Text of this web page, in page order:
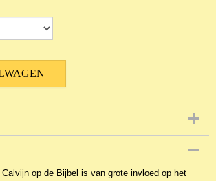
op de Bijbel is van grote invloed op het